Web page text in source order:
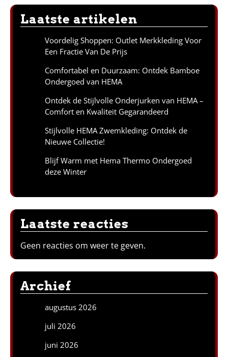
Laatste artikelen
Voordelig Shoppen: Outlet Merkkleding Voor
Een Fractie Van De Prijs
Comfortabel en Duurzaam: Ontdek Bamboe
Ondergoed van HEMA
Ontdek de Stijlvolle Onderjurken van HEMA –
Comfort en Kwaliteit Gegarandeerd
Stijlvolle HEMA Zwemkleding: Ontdek de
Nieuwe Collectie!
Blijf Warm met Hema Thermo Ondergoed
deze Winter
Laatste reacties
Geen reacties om weer te geven.
Archief
augustus 2026
juli 2026
juni 2026